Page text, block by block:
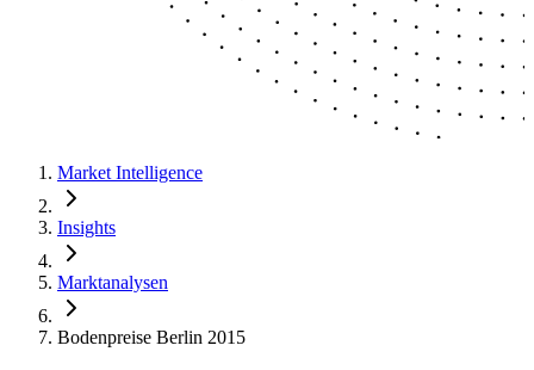
Market Intelligence
Insights
Marktanalysen
Bodenpreise Berlin 2015